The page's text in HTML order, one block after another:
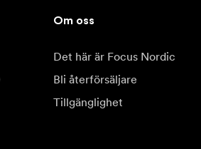
Om oss
Det här är Focus Nordic
Bli återförsäljare
Tillgänglighet